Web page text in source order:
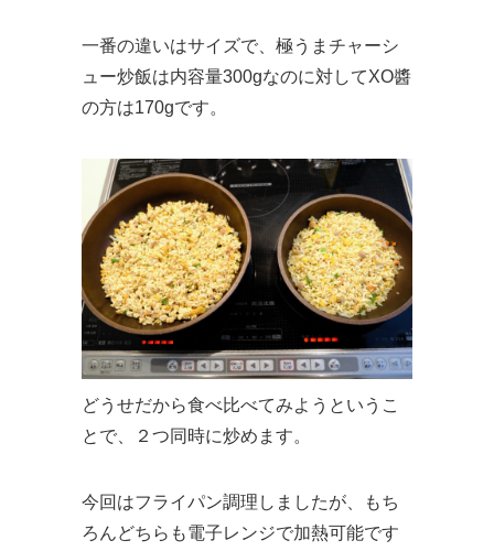
一番の違いはサイズで、極うまチャーシ
ュー炒飯は内容量300gなのに対してXO醬
の方は170gです。
どうせだから食べ比べてみようというこ
とで、２つ同時に炒めます。
今回はフライパン調理しましたが、もち
ろんどちらも電子レンジで加熱可能です